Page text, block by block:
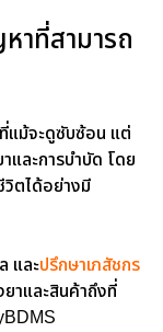
าที่สามารถ
แม้จะดูซับซ้อน แต่
และการบำบัด โดย
วิตได้อย่างมี
และปรึกษาเภสัชกร
าและสินค้าถึงที่